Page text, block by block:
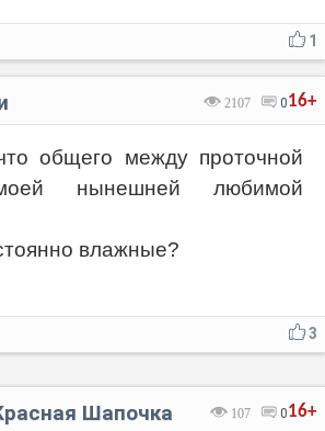
1
16+
2107 0
общего между проточной
нынешней любимой
влажные?
3
16+
107 0
Шапочка